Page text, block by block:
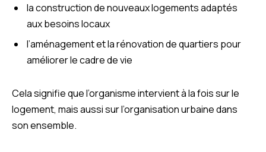
la construction de nouveaux logements adaptés
aux besoins locaux
l’aménagement et la rénovation de quartiers pour
améliorer le cadre de vie
Cela signifie que l’organisme intervient à la fois sur le
logement, mais aussi sur l’organisation urbaine dans
son ensemble.